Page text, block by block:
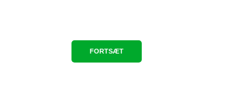
FORTSÆT